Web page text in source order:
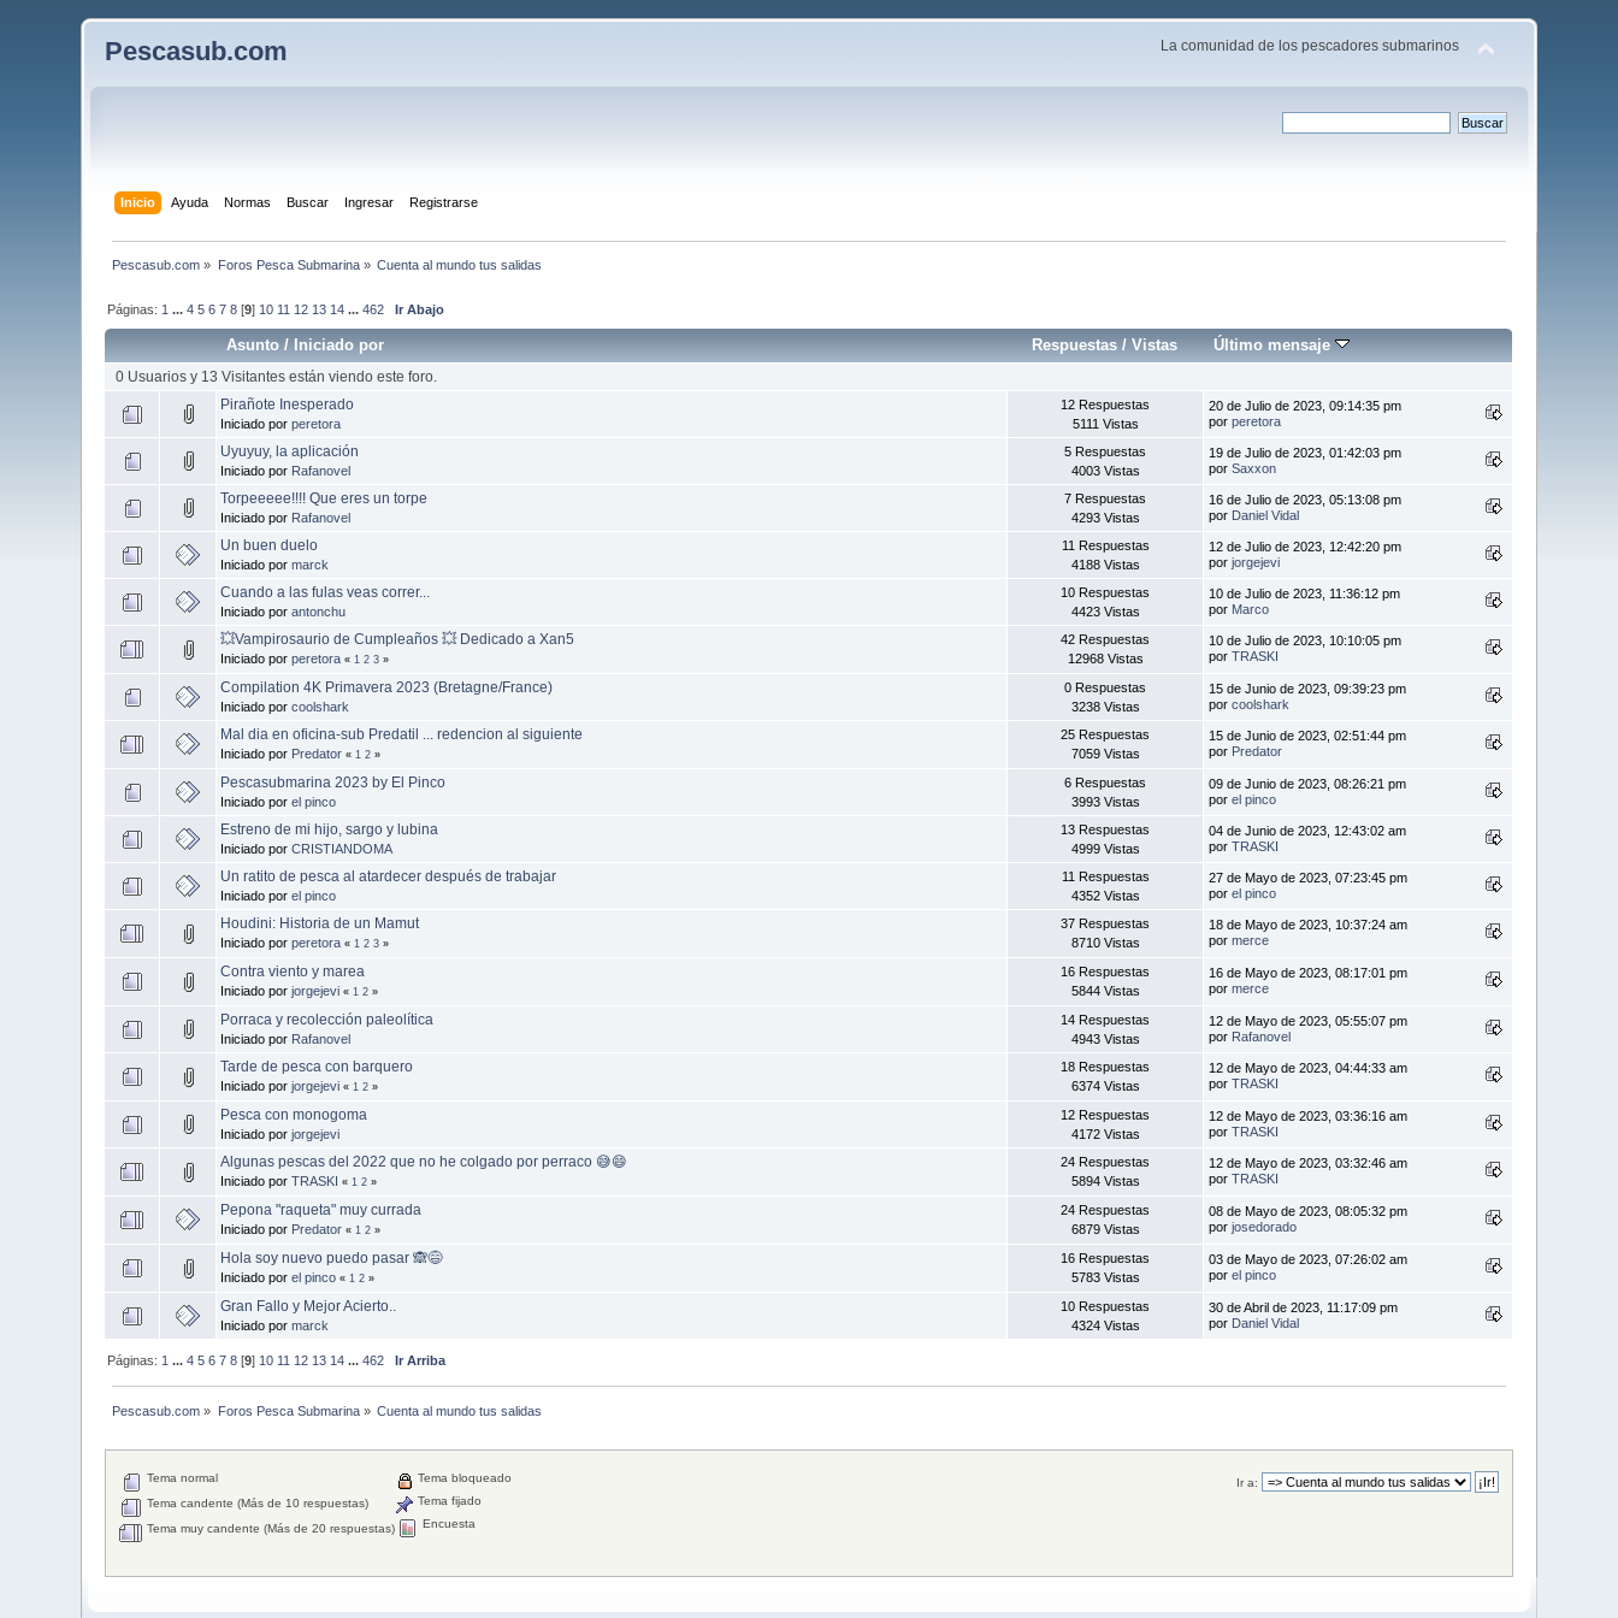
Pescasub.com La comunidad de los pescadores submarinos
Inicio Ayuda Normas Buscar Ingresar Registrarse
Pescasub.com » Foros Pesca Submarina» Cuenta al mundo tus salidas
Páginas: 1 ...4 5 6 7 8 [9] 10 11 12 13 14 ...462 Ir Abajo
Asunto /Iniciado por Respuestas /Vistas Último mensaje
0 Usuarios y 13 Visitantes están viendo este foro.
Pirañote Inesperado
Iniciado porperetora
12 Respuestas
5111 Vistas
20 de Julio de 2023, 09:14:35 pm
porperetora
Uyuyuy, la aplicación
Iniciado por Rafanovel
5 Respuestas
4003 Vistas
19 de Julio de 2023, 01:42:03 pm
porSaxxon
Torpeeeee!!!! Que eres un torpe
Iniciado por Rafanovel
7 Respuestas
4293 Vistas
16 de Julio de 2023, 05:13:08 pm
por Daniel Vidal
Un buen duelo
Iniciado pormarck
11 Respuestas
4188 Vistas
12 de Julio de 2023, 12:42:20 pm
porjorgejevi
Cuando a las fulas veas correr...
Iniciado porantonchu
10 Respuestas
4423 Vistas
10 de Julio de 2023, 11:36:12 pm
por Marco
💥Vampirosaurio de Cumpleaños 💥 Dedicado a Xan5
Iniciado porperetora « 1 2 3 »
42 Respuestas
12968 Vistas
10 de Julio de 2023, 10:10:05 pm
porTRASKI
Compilation 4K Primavera 2023 (Bretagne/France)
Iniciado porcoolshark
0 Respuestas
3238 Vistas
15 de Junio de 2023, 09:39:23 pm
porcoolshark
Mal dia en oficina-sub Predatil ... redencion al siguiente
Iniciado por Predator « 1 2 »
25 Respuestas
7059 Vistas
15 de Junio de 2023, 02:51:44 pm
por Predator
Pescasubmarina 2023 by El Pinco
Iniciado porel pinco
6 Respuestas
3993 Vistas
09 de Junio de 2023, 08:26:21 pm
porel pinco
Estreno de mi hijo, sargo y lubina
Iniciado porCRISTIANDOMA
13 Respuestas
4999 Vistas
04 de Junio de 2023, 12:43:02 am
porTRASKI
Un ratito de pesca al atardecer después de trabajar
Iniciado porel pinco
11 Respuestas
4352 Vistas
27 de Mayo de 2023, 07:23:45 pm
porel pinco
Houdini: Historia de un Mamut
Iniciado porperetora « 1 2 3 »
37 Respuestas
8710 Vistas
18 de Mayo de 2023, 10:37:24 am
pormerce
Contra viento y marea
Iniciado porjorgejevi « 1 2 »
16 Respuestas
5844 Vistas
16 de Mayo de 2023, 08:17:01 pm
pormerce
Porraca y recolección paleolítica
Iniciado por Rafanovel
14 Respuestas
4943 Vistas
12 de Mayo de 2023, 05:55:07 pm
por Rafanovel
Tarde de pesca con barquero
Iniciado porjorgejevi « 1 2 »
18 Respuestas
6374 Vistas
12 de Mayo de 2023, 04:44:33 am
porTRASKI
Pesca con monogoma
Iniciado porjorgejevi
12 Respuestas
4172 Vistas
12 de Mayo de 2023, 03:36:16 am
porTRASKI
Algunas pescas del 2022 que no he colgado por perraco 😅😄
Iniciado porTRASKI « 1 2 »
24 Respuestas
5894 Vistas
12 de Mayo de 2023, 03:32:46 am
porTRASKI
Pepona "raqueta" muy currada
Iniciado por Predator « 1 2 »
24 Respuestas
6879 Vistas
08 de Mayo de 2023, 08:05:32 pm
porjosedorado
Hola soy nuevo puedo pasar 🙈😅
Iniciado porel pinco « 1 2 »
16 Respuestas
5783 Vistas
03 de Mayo de 2023, 07:26:02 am
porel pinco
Gran Fallo y Mejor Acierto..
Iniciado pormarck
10 Respuestas
4324 Vistas
30 de Abril de 2023, 11:17:09 pm
por Daniel Vidal
Páginas: 1 ...4 5 6 7 8 [9] 10 11 12 13 14 ...462 Ir Arriba
Pescasub.com » Foros Pesca Submarina» Cuenta al mundo tus salidas
Ir a:
Tema normal
Tema candente (Más de 10 respuestas)
Tema muy candente (Más de 20 respuestas)
Tema bloqueado
Tema fijado
Encuesta